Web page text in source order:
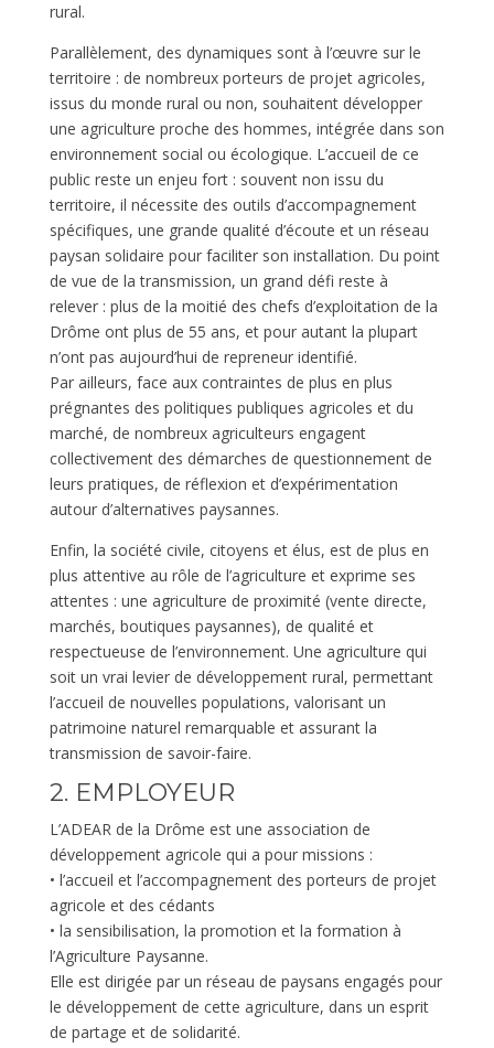
rural.
Parallèlement, des dynamiques sont à l’œuvre sur le
territoire : de nombreux porteurs de projet agricoles,
issus du monde rural ou non, souhaitent développer
une agriculture proche des hommes, intégrée dans son
environnement social ou écologique. L’accueil de ce
public reste un enjeu fort : souvent non issu du
territoire, il nécessite des outils d’accompagnement
spécifiques, une grande qualité d’écoute et un réseau
paysan solidaire pour faciliter son installation. Du point
de vue de la transmission, un grand défi reste à
relever : plus de la moitié des chefs d’exploitation de la
Drôme ont plus de 55 ans, et pour autant la plupart
n’ont pas aujourd’hui de repreneur identifié.
Par ailleurs, face aux contraintes de plus en plus
prégnantes des politiques publiques agricoles et du
marché, de nombreux agriculteurs engagent
collectivement des démarches de questionnement de
leurs pratiques, de réflexion et d’expérimentation
autour d’alternatives paysannes.
Enfin, la société civile, citoyens et élus, est de plus en
plus attentive au rôle de l’agriculture et exprime ses
attentes : une agriculture de proximité (vente directe,
marchés, boutiques paysannes), de qualité et
respectueuse de l’environnement. Une agriculture qui
soit un vrai levier de développement rural, permettant
l’accueil de nouvelles populations, valorisant un
patrimoine naturel remarquable et assurant la
transmission de savoir-faire.
2. EMPLOYEUR
L’ADEAR de la Drôme est une association de
développement agricole qui a pour missions :
• l’accueil et l’accompagnement des porteurs de projet
agricole et des cédants
• la sensibilisation, la promotion et la formation à
l’Agriculture Paysanne.
Elle est dirigée par un réseau de paysans engagés pour
le développement de cette agriculture, dans un esprit
de partage et de solidarité.